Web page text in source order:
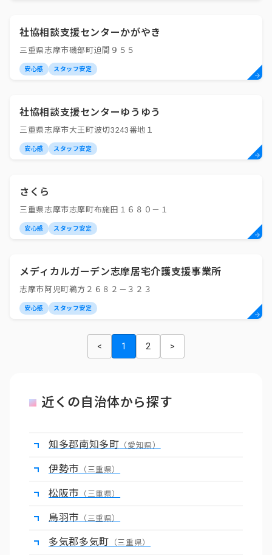
社協相談支援センターかがやき
三重県志摩市磯部町迫間９５５
安心感 スタッフ安定
社協相談支援センターゆうゆう
三重県志摩市大王町波切3243番地１
安心感 スタッフ安定
さくら
三重県志摩市志摩町布施田１６８０－１
安心感 スタッフ安定
メディカルガーデン志摩居宅介護支援事業所
志摩市阿児町鵜方２６８２－３２３
安心感 スタッフ安定
< 1 2 >
近くの自治体から探す
知多郡南知多町 （愛知県）
伊勢市 （三重県）
松阪市 （三重県）
鳥羽市 （三重県）
多気郡多気町 （三重県）